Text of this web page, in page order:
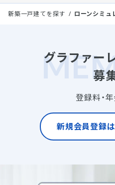
新築一戸建てを探す ローンシミュ
グラファー
募
登録料・
新規会員登録